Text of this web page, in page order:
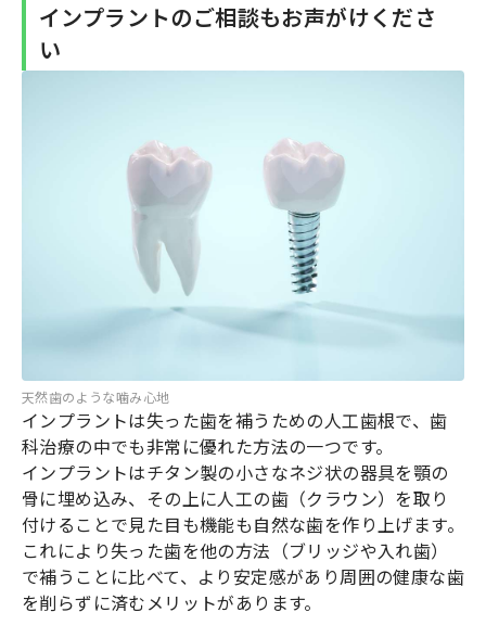
インプラントのご相談もお声がけくださ
い
天然歯のような噛み心地
インプラントは失った歯を補うための人工歯根で、歯
科治療の中でも非常に優れた方法の一つです。
インプラントはチタン製の小さなネジ状の器具を顎の
骨に埋め込み、その上に人工の歯（クラウン）を取り
付けることで見た目も機能も自然な歯を作り上げます。
これにより失った歯を他の方法（ブリッジや入れ歯）
で補うことに比べて、より安定感があり周囲の健康な歯
を削らずに済むメリットがあります。